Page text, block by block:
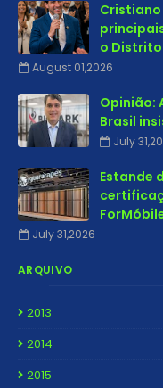
o
August 01,2026
Opinião:
Brasil
July
Estande
July 31,2026
ARQUIVO
2013
2014
2015